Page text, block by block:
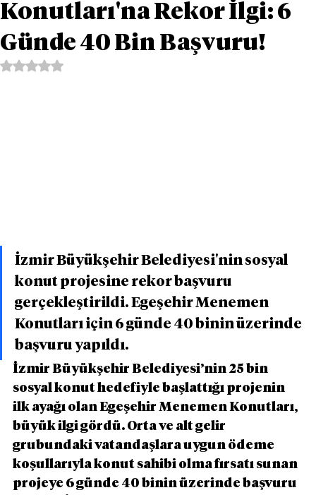
Konutları'na Rekor İlgi: 6
Günde 40 Bin Başvuru!
5 üzerinden NaN yıldız
İzmir Büyükşehir Belediyesi'nin sosyal
konut projesine rekor başvuru
gerçekleştirildi. Egeşehir Menemen
Konutları için 6 günde 40 binin üzerinde
başvuru yapıldı.
İzmir Büyükşehir Belediyesi’nin 25 bin
sosyal konut hedefiyle başlattığı projenin
ilk ayağı olan Egeşehir Menemen Konutları,
büyük ilgi gördü. Orta ve alt gelir
grubundaki vatandaşlara uygun ödeme
koşullarıyla konut sahibi olma fırsatı sunan
projeye 6 günde 40 binin üzerinde başvuru